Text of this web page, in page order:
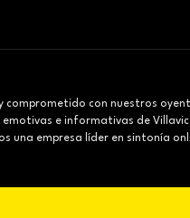
comprometido con nuestros
e informativas de
una empresa líder en sintonía